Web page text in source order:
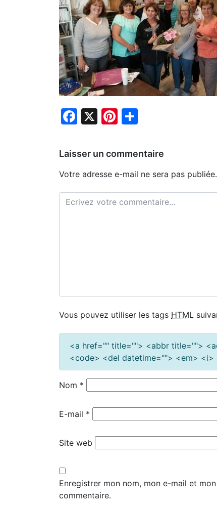
Facebook
X Pinterest
Laisser un commentaire
Votre adresse e-mail ne sera pas publiée.
Vous pouvez utiliser les tags HTML
<a href="" title=""> <abbr title="">
<code> <del datetime=""> <em>
Nom *
E-mail *
Site web
Enregistrer mon nom, mon e-mail et
commentaire.